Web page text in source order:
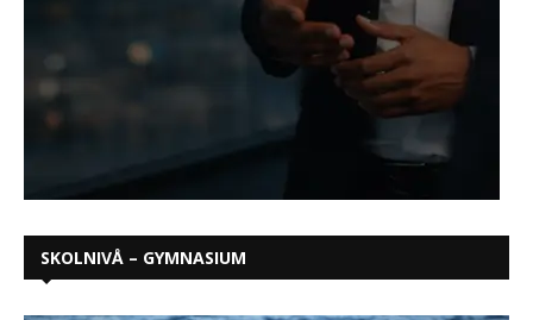
SKOLNIVÅ – GYMNASIUM